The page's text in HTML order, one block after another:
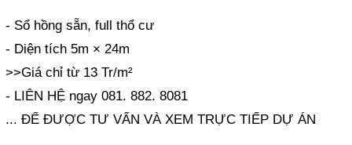
- Sổ hồng sẵn, full thổ cư
- Diện tích 5m × 24m
>>Giá chỉ từ 13 Tr/m²
- LIÊN HỆ ngay 081. 882. 8081
... ĐỂ ĐƯỢC TƯ VẤN VÀ XEM TRỰC TIẾP DỰ ÁN